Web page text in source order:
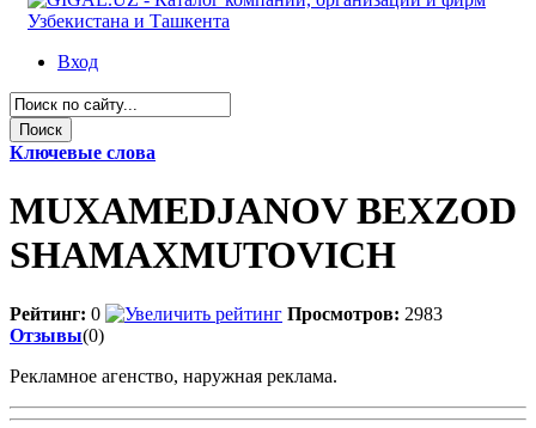
Вход
Ключевые слова
MUXAMEDJANOV BEXZOD
SHAMAXMUTOVICH
Рейтинг: 0 Просмотров: 2983
Отзывы(0)
Рекламное агенство, наружная реклама.